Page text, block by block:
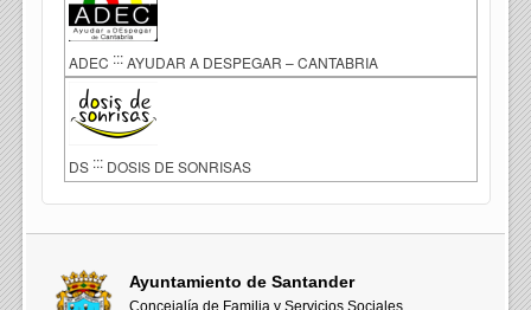
ADEC ::: AYUDAR A DESPEGAR – CANTABRIA
DS ::: DOSIS DE SONRISAS
Ayuntamiento de Santander
Concejalía de Familia y Servicios Sociales